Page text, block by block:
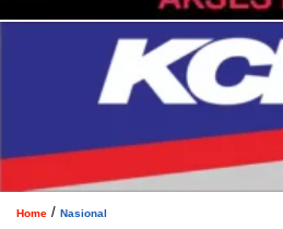
Home / Nasional